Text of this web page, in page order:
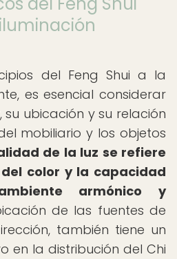
del Feng Shui a la
es esencial considerar
ubicación y su relación
mobiliario y los objetos
de la luz se refiere
color y la capacidad
armónico y
de las fuentes de
también tiene un
en la distribución del Chi